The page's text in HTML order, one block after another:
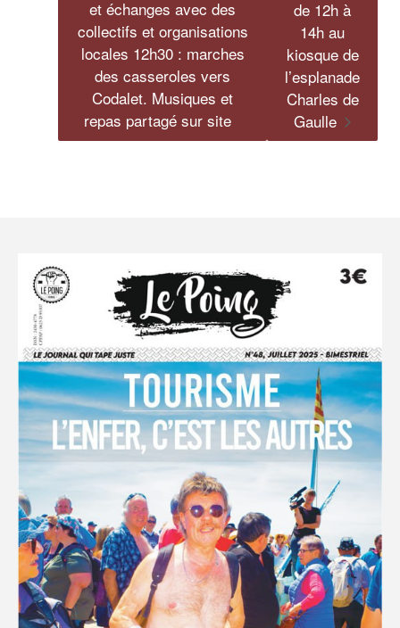
et échanges avec des
collectifs et organisations
locales 12h30 : marches
des casseroles vers
Codalet. Musiques et
repas partagé sur site
de 12h à
14h au
kiosque de
l’esplanade
Charles de
Gaulle